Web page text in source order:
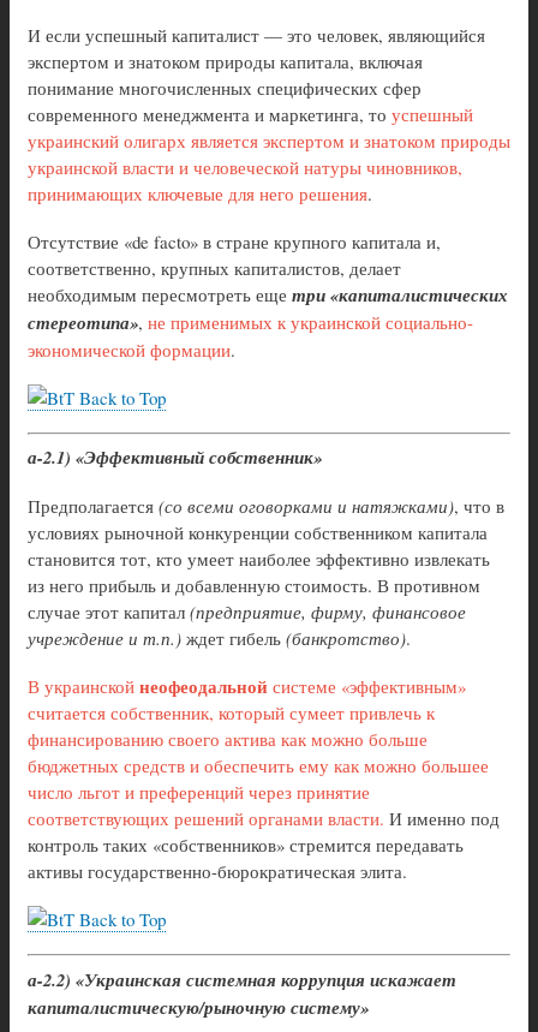
И если успешный капиталист — это человек, являющийся
экспертом и знатоком природы капитала, включая
понимание многочисленных специфических сфер
современного менеджмента и маркетинга, то успешный
украинский олигарх является экспертом и знатоком природы
украинской власти и человеческой натуры чиновников,
принимающих ключевые для него решения.
Отсутствие «de facto» в стране крупного капитала и,
соответственно, крупных капиталистов, делает
необходимым пересмотреть еще три «капиталистических
стереотипа», не применимых к украинской социально-
экономической формации.
Back to Top
а-2.1) «Эффективный собственник»
Предполагается (со всеми оговорками и натяжками), что в
условиях рыночной конкуренции собственником капитала
становится тот, кто умеет наиболее эффективно извлекать
из него прибыль и добавленную стоимость. В противном
случае этот капитал (предприятие, фирму, финансовое
учреждение и т.п.) ждет гибель (банкротство).
В украинской неофеодальной системе «эффективным»
считается собственник, который сумеет привлечь к
финансированию своего актива как можно больше
бюджетных средств и обеспечить ему как можно большее
число льгот и преференций через принятие
соответствующих решений органами власти. И именно под
контроль таких «собственников» стремится передавать
активы государственно-бюрократическая элита.
Back to Top
а-2.2) «Украинская системная коррупция искажает
капиталистическую/рыночную систему»